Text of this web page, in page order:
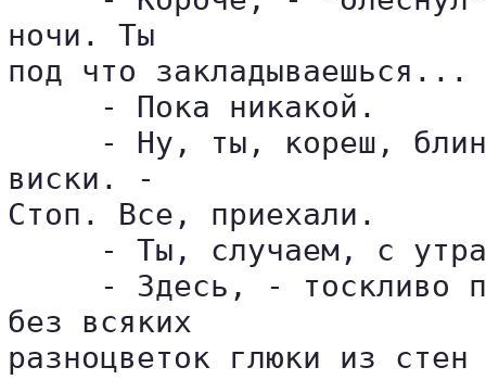
ночи. Ты
под что
     - Пока никакой.
- Ну, ты, кореш,
виски. -
Стоп. Все, приехали.
- Ты, случаем, с
- Здесь, - тоскливо
без всяких
разноцветок глюки из